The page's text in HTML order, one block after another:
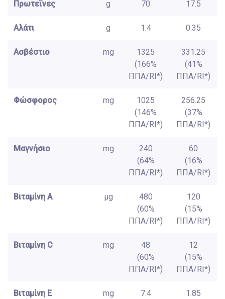
Πρωτεΐνες g 70 17.5
Αλάτι g 1.4 0.35
Ασβέστιο mg
1325
(166%
ΠΠΑ/RI*)
331.25
(41%
ΠΠΑ/RI*)
Φώσφορος mg
1025
(146%
ΠΠΑ/RI*)
256.25
(37%
ΠΠΑ/RI*)
Μαγνήσιο mg
240
(64%
ΠΠΑ/RI*)
60
(16%
ΠΠΑ/RI*)
Βιταμίνη A μg
480
(60%
ΠΠΑ/RI*)
120
(15%
ΠΠΑ/RI*)
Βιταμίνη C mg
48
(60%
ΠΠΑ/RI*)
12
(15%
ΠΠΑ/RI*)
Βιταμίνη E mg
7.4
1.85